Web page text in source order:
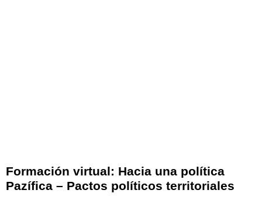
Formación virtual: Hacia una política
Pazífica – Pactos políticos territoriales